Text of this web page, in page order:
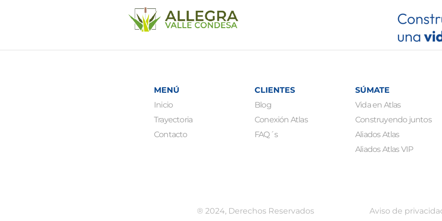
MENÚ
Inicio
Trayectoria
Contacto
CLIENTES
Blog
Conexión Atlas
FAQ´s
SÚMATE
Vida en Atlas
Construyendo juntos
Aliados Atlas
Aliados Atlas VIP
® 2024, Derechos Reservados Aviso de